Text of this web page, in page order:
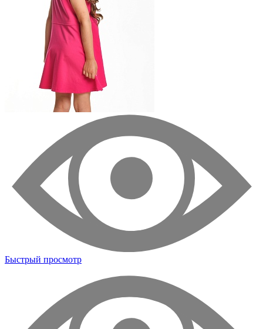
Быстрый просмотр